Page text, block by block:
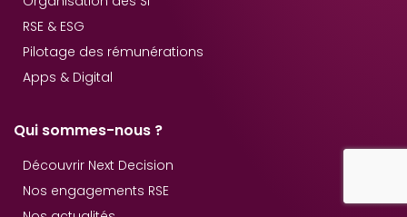
RSE & ESG
Pilotage des rémunérations
Apps & Digital
Qui sommes-nous ?
Découvrir Next Decision
Nos engagements RSE